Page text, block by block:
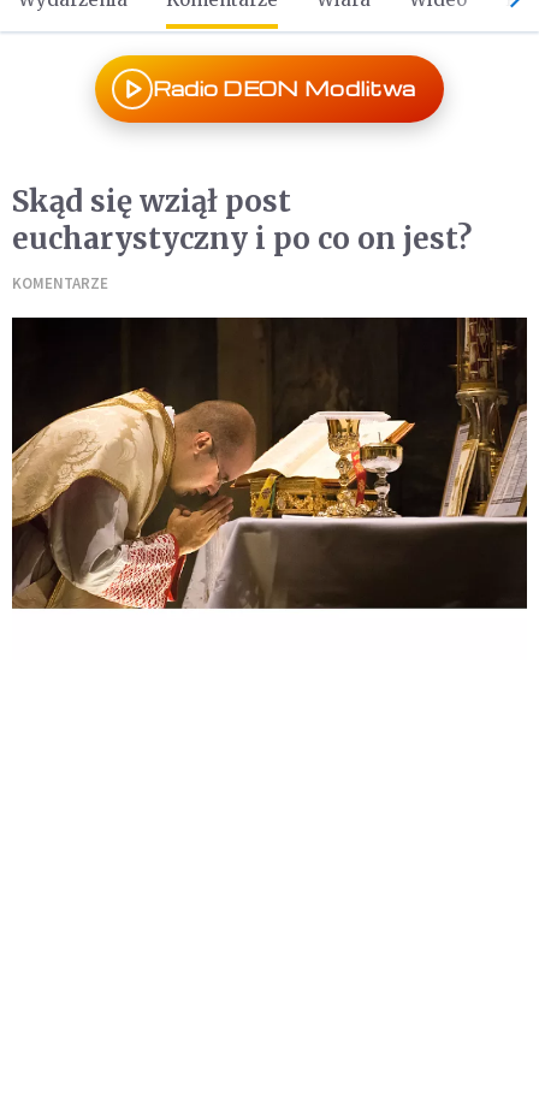
Radio DEON Modlitwa
Skąd się wziął post
eucharystyczny i po co on jest?
KOMENTARZE